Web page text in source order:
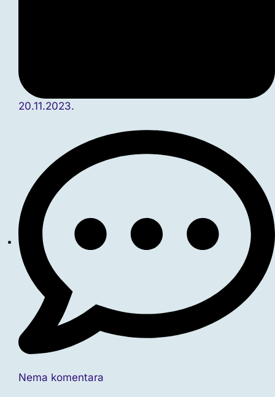
20.11.2023.
Nema komentara